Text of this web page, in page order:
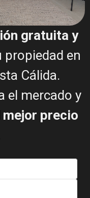
gratuita y
propiedad en
Cálida.
el mercado y
mejor precio